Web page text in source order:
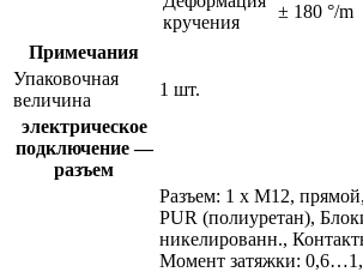
кручения
± 180 °/m
Примечания
Упаковочная
величина
1 шт.
электрическое
подключение —
разъем
Разъем: 1 x M12,
PUR (полиуретан),
никелированн.,
Момент затяжки: